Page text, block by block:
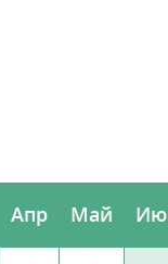
Апр Май